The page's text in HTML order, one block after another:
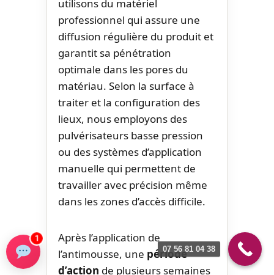
utilisons du matériel
professionnel qui assure une
diffusion régulière du produit et
garantit sa pénétration
optimale dans les pores du
matériau. Selon la surface à
traiter et la configuration des
lieux, nous employons des
pulvérisateurs basse pression
ou des systèmes d’application
manuelle qui permettent de
travailler avec précision même
dans les zones d’accès difficile.
Après l’application de
l’antimousse, une période
d’action de plusieurs semaines
07 56 81 04 38
1